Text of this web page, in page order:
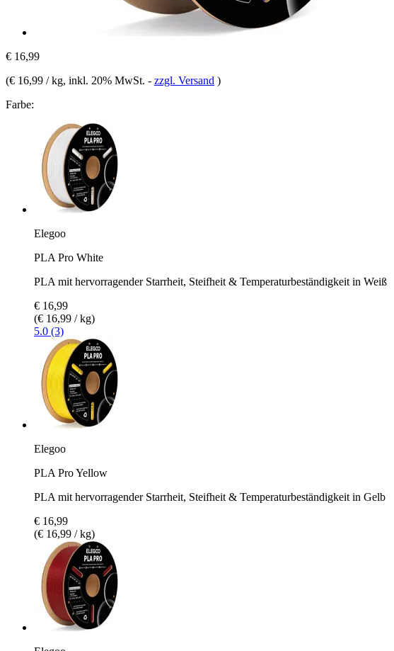
€ 16,99
(€ 16,99 / kg, inkl. 20% MwSt. - zzgl. Versand )
Farbe:
Elegoo
PLA Pro White
PLA mit hervorragender Starrheit, Steifheit & Temperaturbeständigkeit in Weiß
€ 16,99
(€ 16,99 / kg)
5.0 (3)
Elegoo
PLA Pro Yellow
PLA mit hervorragender Starrheit, Steifheit & Temperaturbeständigkeit in Gelb
€ 16,99
(€ 16,99 / kg)